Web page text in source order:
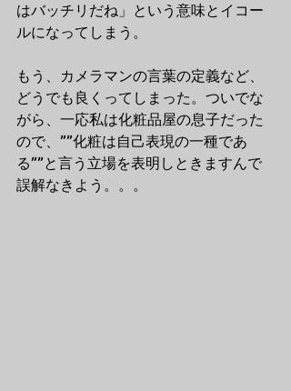
はバッチリだね」という意味とイコー
ルになってしまう。
もう、カメラマンの言葉の定義など、
どうでも良くってしまった。ついでな
がら、一応私は化粧品屋の息子だった
ので、””化粧は自己表現の一種であ
る””と言う立場を表明しときますんで
誤解なきよう。。。